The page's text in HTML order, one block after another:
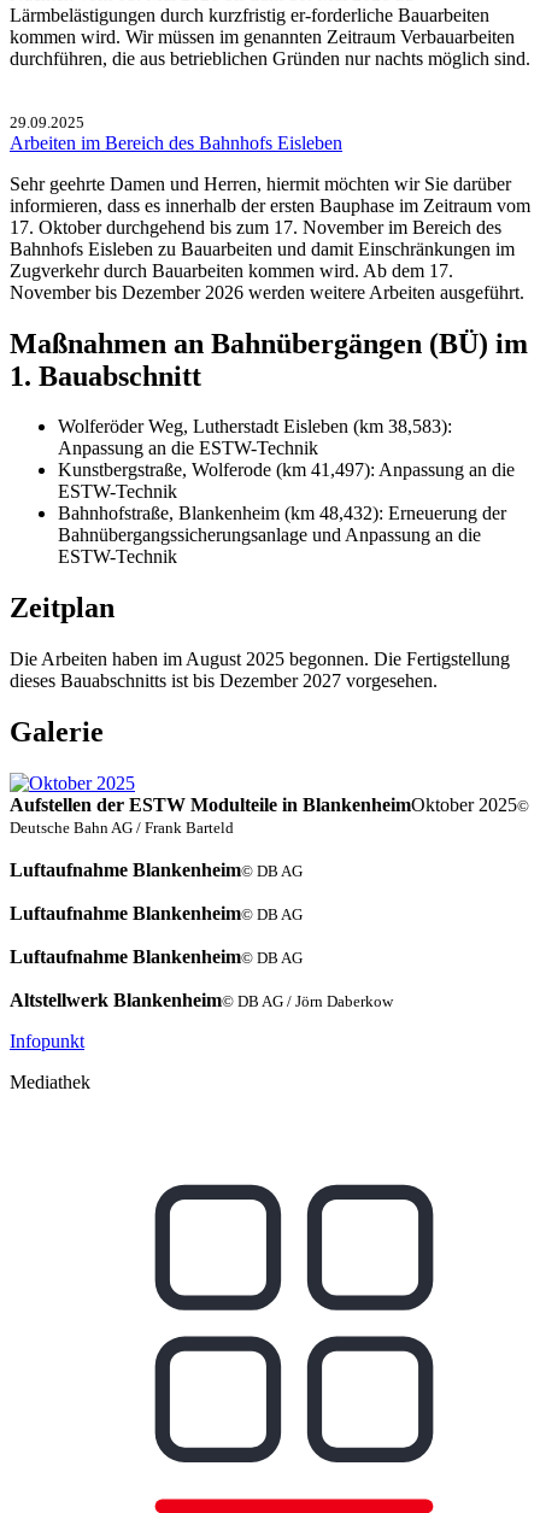
Lärmbelästigungen durch kurzfristig er-forderliche Bauarbeiten
kommen wird. Wir müssen im genannten Zeitraum Verbauarbeiten
durchführen, die aus betrieblichen Gründen nur nachts möglich sind.
29.09.2025
Arbeiten im Bereich des Bahnhofs Eisleben
Sehr geehrte Damen und Herren, hiermit möchten wir Sie darüber
informieren, dass es innerhalb der ersten Bauphase im Zeitraum vom
17. Oktober durchgehend bis zum 17. November im Bereich des
Bahnhofs Eisleben zu Bauarbeiten und damit Einschränkungen im
Zugverkehr durch Bauarbeiten kommen wird. Ab dem 17.
November bis Dezember 2026 werden weitere Arbeiten ausgeführt.
Maßnahmen an Bahnübergängen (BÜ) im
1. Bauabschnitt
Wolferöder Weg, Lutherstadt Eisleben (km 38,583):
Anpassung an die ESTW-Technik
Kunstbergstraße, Wolferode (km 41,497): Anpassung an die
ESTW-Technik
Bahnhofstraße, Blankenheim (km 48,432): Erneuerung der
Bahnübergangssicherungsanlage und Anpassung an die
ESTW-Technik
Zeitplan
Die Arbeiten haben im August 2025 begonnen. Die Fertigstellung
dieses Bauabschnitts ist bis Dezember 2027 vorgesehen.
Galerie
Aufstellen der ESTW Modulteile in BlankenheimOktober 2025©
Deutsche Bahn AG / Frank Barteld
Luftaufnahme Blankenheim© DB AG
Luftaufnahme Blankenheim© DB AG
Luftaufnahme Blankenheim© DB AG
Altstellwerk Blankenheim© DB AG / Jörn Daberkow
Infopunkt
Mediathek